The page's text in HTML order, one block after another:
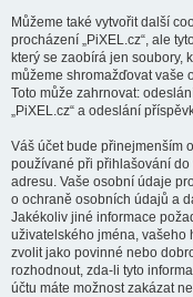
Můžeme také vytvořit další
procházení „PiXEL.cz“, ale
který se zaobírá jen soubory,
můžeme shromažďovat vaše
Toto může zahrnovat:
„PiXEL.cz“ a odeslání
Váš účet bude přinejmenším
používané při přihlašování
adresu. Vaše osobní údaje
o ochraně osobních údajů a
Jakékoliv jiné informace
uživatelského jména, vašeho
zvolit jako povinné nebo
rozhodnout, zda-li tyto
účtu máte možnost zakázat